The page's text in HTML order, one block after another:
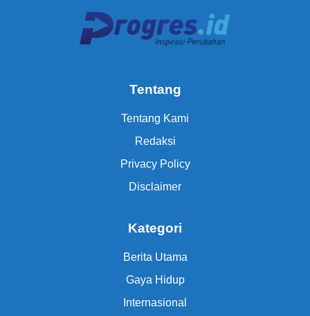
Tentang
Tentang Kami
Redaksi
Privacy Policy
Disclaimer
Kategori
Berita Utama
Gaya Hidup
Internasional